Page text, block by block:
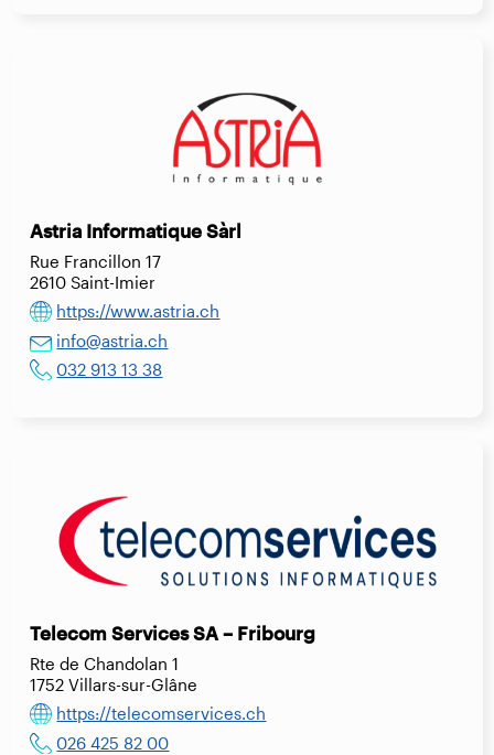
Astria Informatique Sàrl
Rue Francillon 17
2610 Saint-Imier
https://www.astria.ch
info@astria.ch
032 913 13 38
Telecom Services SA – Fribourg
Rte de Chandolan 1
1752 Villars-sur-Glâne
https://telecomservices.ch
026 425 82 00